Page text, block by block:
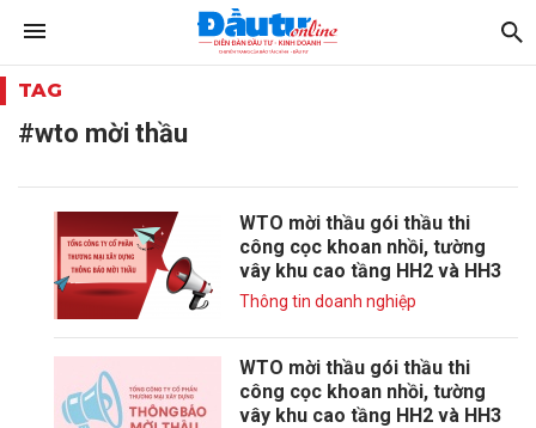
TAG
#wto mời thầu
WTO mời thầu gói thầu thi
công cọc khoan nhồi, tường
vây khu cao tầng HH2 và HH3
Thông tin doanh nghiệp
WTO mời thầu gói thầu thi
công cọc khoan nhồi, tường
vây khu cao tầng HH2 và HH3